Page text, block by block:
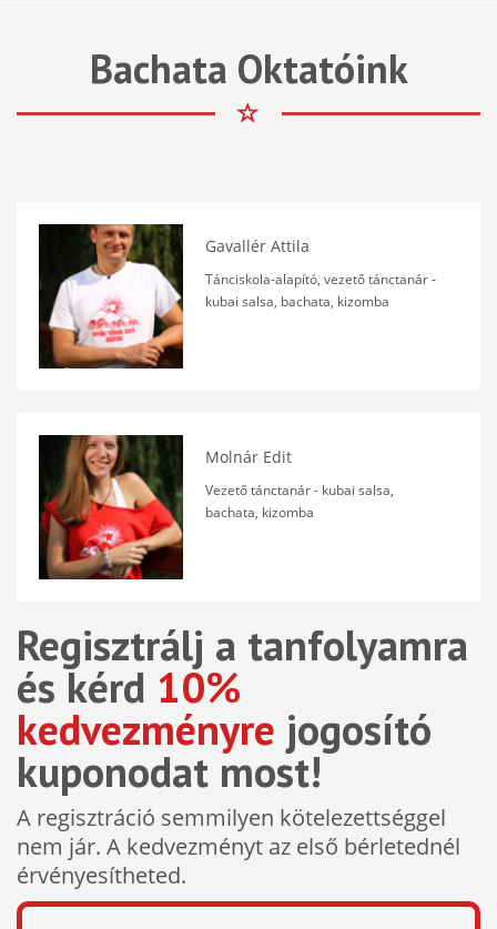
Bachata Oktatóink
Gavallér Attila
Tánciskola-alapító, vezető tánctanár -
kubai salsa, bachata, kizomba
Molnár Edit
Vezető tánctanár - kubai salsa,
bachata, kizomba
Regisztrálj a tanfolyamra
és kérd 10%
kedvezményre jogosító
kuponodat most!
A regisztráció semmilyen kötelezettséggel
nem jár. A kedvezményt az első bérletednél
érvényesítheted.